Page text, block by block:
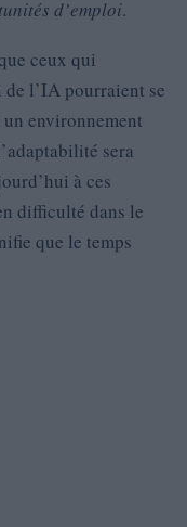
d’emploi.
ceux qui
l’IA pourraient se
environnement
sera
à ces
difficulté dans le
que le temps